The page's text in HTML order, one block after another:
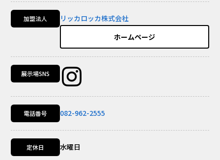
加盟法人
リッカロッカ株式会社
ホームページ
展示場SNS
電話番号 082-962-2555
定休日 水曜日